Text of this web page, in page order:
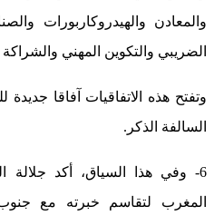
والمعادن والهيدروكاربورات
الضريبي والتكوين المهني
وتفتح هذه الاتفاقيات آفاقا جديدة
السالفة الذكر.
6- وفي هذا السياق، أكد جلالة
المغرب لتقاسم خبرته مع